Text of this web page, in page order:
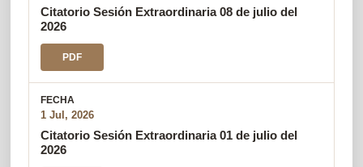
Citatorio Sesión Extraordinaria 08 de julio del
2026
PDF
1 Jul, 2026
Citatorio Sesión Extraordinaria 01 de julio del
2026